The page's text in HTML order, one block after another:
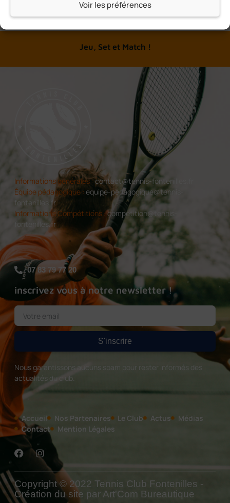
Voir les préférences
Jeu, Set et Match !
A chacun son tennis
Informations générales :contact@tennis-fontenilles.fr
Équipe pédagogique : equipe-pedagogique@tennis-
fontenilles.fr
Informations Compétitions :competition@tennis-
fontenilles.fr
07 83 79 77 20
inscrivez vous à notre newsletter !
S'inscrire
Nous garantissons aucuns spam pour rester informés des
actualités du club.
Accueil Nos Partenaires Le Club Actus
Médias
Contact
Mention Légales
Copyright © 2022 Tennis Club Fontenilles -
Création du site par Art'Com Bureautique